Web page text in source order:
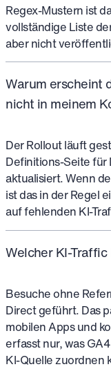
Regex-Mustern ist
vollständige Liste
aber nicht
Warum erscheint
nicht in meinem
Der Rollout läuft
Definitions-Seite für
aktualisiert. Wenn
ist das in der Regel
auf fehlenden KI-
Welcher KI-
Besuche ohne
Direct geführt. Das
mobilen Apps und
erfasst nur, was
KI-Quelle zuordnen